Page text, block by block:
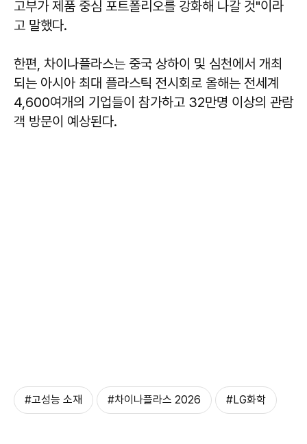
고부가 제품 중심 포트폴리오를 강화해 나갈 것"이라
고 말했다.
한편, 차이나플라스는 중국 상하이 및 심천에서 개최
되는 아시아 최대 플라스틱 전시회로 올해는 전세계
4,600여개의 기업들이 참가하고 32만명 이상의 관람
객 방문이 예상된다.
#고성능 소재 #차이나플라스 2026 #LG화학